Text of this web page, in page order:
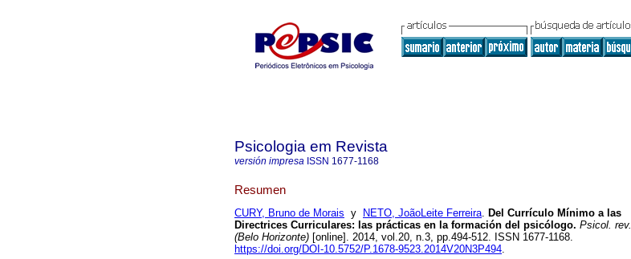
Psicologia em Revista
versión impresa ISSN 1677-1168
Resumen
CURY, Bruno de Morais y NETO, JoãoLeite Ferreira. Del Currículo Mínimo a las
Directrices Curriculares: las prácticas en la formación del psicólogo. Psicol. rev.
(Belo Horizonte) [online]. 2014, vol.20, n.3, pp.494-512. ISSN 1677-1168.
https://doi.org/DOI-10.5752/P.1678-9523.2014V20N3P494.